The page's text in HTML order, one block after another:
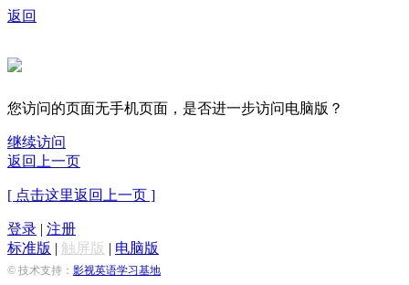
返回
您访问的页面无手机页面，是否进一步访问电脑版？
继续访问
返回上一页
[ 点击这里返回上一页 ]
登录 | 注册
标准版 | 触屏版 | 电脑版
© 技术支持： 影视英语学习基地